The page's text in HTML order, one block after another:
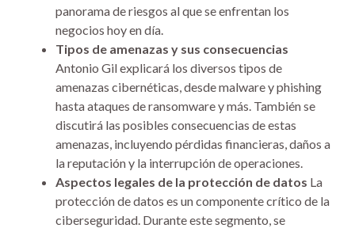
panorama de riesgos al que se enfrentan los
negocios hoy en día.
Tipos de amenazas y sus consecuencias
Antonio Gil explicará los diversos tipos de
amenazas cibernéticas, desde malware y phishing
hasta ataques de ransomware y más. También se
discutirá las posibles consecuencias de estas
amenazas, incluyendo pérdidas financieras, daños a
la reputación y la interrupción de operaciones.
Aspectos legales de la protección de datos La
protección de datos es un componente crítico de la
ciberseguridad. Durante este segmento, se